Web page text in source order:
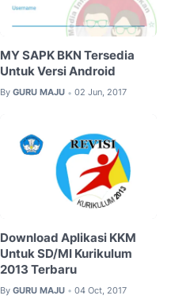
MY SAPK BKN Tersedia
Untuk Versi Android
By GURU MAJU • 02 Jun, 2017
Download Aplikasi KKM
Untuk SD/MI Kurikulum
2013 Terbaru
By GURU MAJU • 04 Oct, 2017